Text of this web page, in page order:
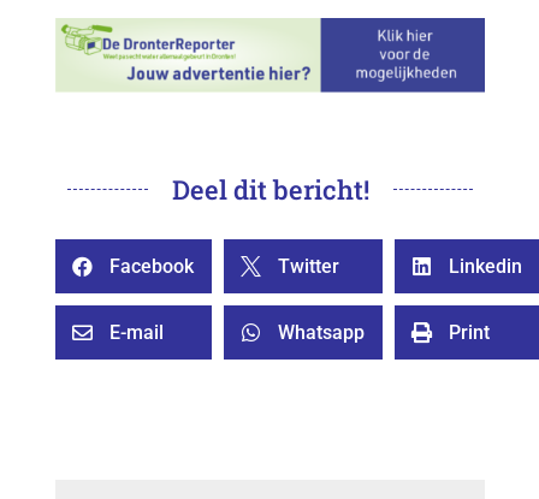
Deel dit bericht!
 Facebook  Twitter  Linkedin
 E-mail  Whatsapp  Print